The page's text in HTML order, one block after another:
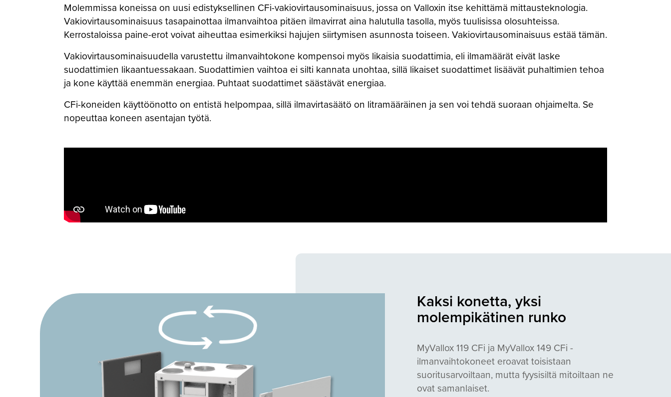
Molemmissa koneissa on uusi edistyksellinen CFi-vakiovirtausominaisuus, jossa on Valloxin itse kehittämä mittausteknologia.
Vakiovirtausominaisuus tasapainottaa ilmanvaihtoa pitäen ilmavirrat aina halutulla tasolla, myös tuulisissa olosuhteissa.
Kerrostaloissa paine-erot voivat aiheuttaa esimerkiksi hajujen siirtymisen asunnosta toiseen. Vakiovirtausominaisuus estää tämän.
Vakiovirtausominaisuudella varustettu ilmanvaihtokone kompensoi myös likaisia suodattimia, eli ilmamäärät eivät laske
suodattimien likaantuessakaan. Suodattimien vaihtoa ei silti kannata unohtaa, sillä likaiset suodattimet lisäävät puhaltimien tehoa
ja kone käyttää enemmän energiaa. Puhtaat suodattimet säästävät energiaa.
CFi-koneiden käyttöönotto on entistä helpompaa, sillä ilmavirtasäätö on litramääräinen ja sen voi tehdä suoraan ohjaimelta. Se
nopeuttaa koneen asentajan työtä.
Kaksi konetta, yksi
molempikätinen runko
MyVallox 119 CFi ja MyVallox 149 CFi -
ilmanvaihtokoneet eroavat toisistaan
suoritusarvoiltaan, mutta fyysisiltä mitoiltaan ne
ovat samanlaiset.